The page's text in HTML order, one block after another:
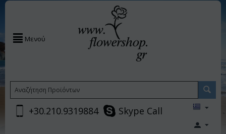
Μενού
+30.210.9319884 Skype Call